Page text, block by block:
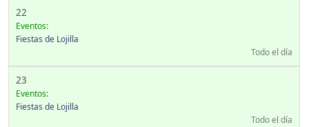
22
Eventos:
Fiestas de Lojilla
Todo el día
23
Eventos:
Fiestas de Lojilla
Todo el día